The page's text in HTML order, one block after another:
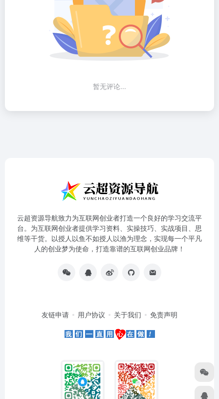
暂无评论...
云超资源导航致力为互联网创业者打造一个良好的学习交流平
台。为互联网创业者提供学习资料、实操技巧、实战项目、思
维等干货。以授人以鱼不如授人以渔为理念，实现每一个平凡
人的创业梦为使命，打造靠谱的互联网创业品牌！
友链申请 用户协议 关于我们 免责声明